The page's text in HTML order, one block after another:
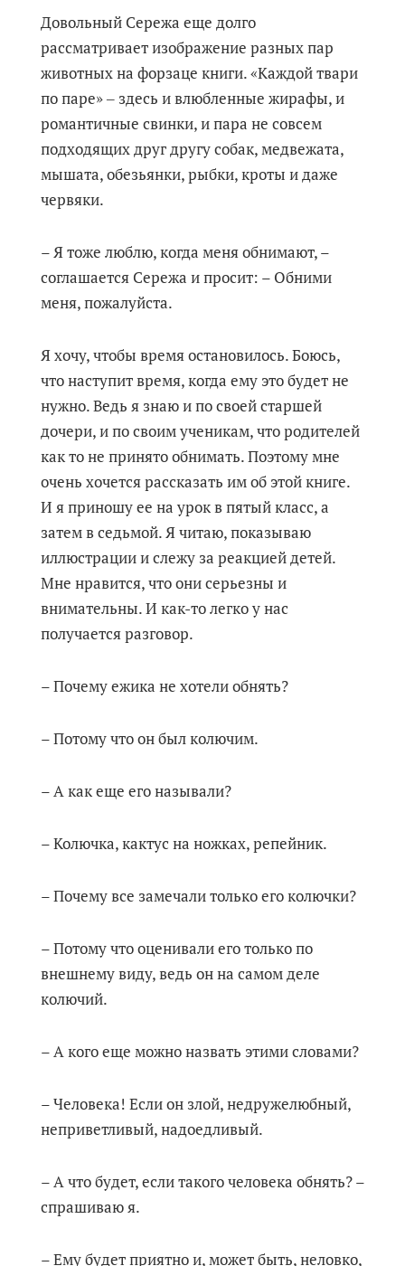
Довольный Сережа еще долго
рассматривает изображение разных пар
животных на форзаце книги. «Каждой твари
по паре» ‒ здесь и влюбленные жирафы, и
романтичные свинки, и пара не совсем
подходящих друг другу собак, медвежата,
мышата, обезьянки, рыбки, кроты и даже
червяки.
– Я тоже люблю, когда меня обнимают, –
соглашается Сережа и просит: – Обними
меня, пожалуйста.
Я хочу, чтобы время остановилось. Боюсь,
что наступит время, когда ему это будет не
нужно. Ведь я знаю и по своей старшей
дочери, и по своим ученикам, что родителей
как то не принято обнимать. Поэтому мне
очень хочется рассказать им об этой книге.
И я приношу ее на урок в пятый класс, а
затем в седьмой. Я читаю, показываю
иллюстрации и слежу за реакцией детей.
Мне нравится, что они серьезны и
внимательны. И как-то легко у нас
получается разговор.
– Почему ежика не хотели обнять?
– Потому что он был колючим.
– А как еще его называли?
– Колючка, кактус на ножках, репейник.
– Почему все замечали только его колючки?
– Потому что оценивали его только по
внешнему виду, ведь он на самом деле
колючий.
– А кого еще можно назвать этими словами?
– Человека! Если он злой, недружелюбный,
неприветливый, надоедливый.
– А что будет, если такого человека обнять? –
спрашиваю я.
– Ему будет приятно и, может быть, неловко,